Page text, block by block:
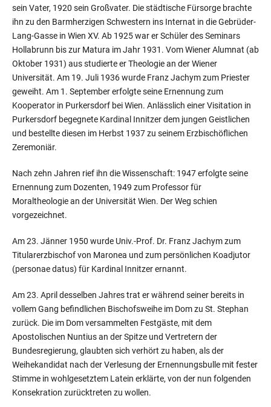
sein Vater, 1920 sein Großvater. Die städtische Fürsorge brachte
ihn zu den Barmherzigen Schwestern ins Internat in die Gebrüder-
Lang-Gasse in Wien XV. Ab 1925 war er Schüler des Seminars
Hollabrunn bis zur Matura im Jahr 1931. Vom Wiener Alumnat (ab
Oktober 1931) aus studierte er Theologie an der Wiener
Universität. Am 19. Juli 1936 wurde Franz Jachym zum Priester
geweiht. Am 1. September erfolgte seine Ernennung zum
Kooperator in Purkersdorf bei Wien. Anlässlich einer Visitation in
Purkersdorf begegnete Kardinal Innitzer dem jungen Geistlichen
und bestellte diesen im Herbst 1937 zu seinem Erzbischöflichen
Zeremoniär.
Nach zehn Jahren rief ihn die Wissenschaft: 1947 erfolgte seine
Ernennung zum Dozenten, 1949 zum Professor für
Moraltheologie an der Universität Wien. Der Weg schien
vorgezeichnet.
Am 23. Jänner 1950 wurde Univ.-Prof. Dr. Franz Jachym zum
Titularerzbischof von Maronea und zum persönlichen Koadjutor
(personae datus) für Kardinal Innitzer ernannt.
Am 23. April desselben Jahres trat er während seiner bereits in
vollem Gang befindlichen Bischofsweihe im Dom zu St. Stephan
zurück. Die im Dom versammelten Festgäste, mit dem
Apostolischen Nuntius an der Spitze und Vertretern der
Bundesregierung, glaubten sich verhört zu haben, als der
Weihekandidat nach der Verlesung der Ernennungsbulle mit fester
Stimme in wohlgesetztem Latein erklärte, von der nun folgenden
Konsekration zurücktreten zu wollen.